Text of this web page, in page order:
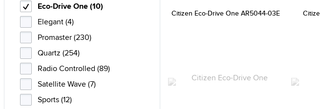
Citizen Eco-Drive One AR5044-03E
Eco-Drive One (10)
Elegant (4)
Promaster (230)
Quartz (254)
Radio Controlled (89)
Satellite Wave (7)
Sports (12)